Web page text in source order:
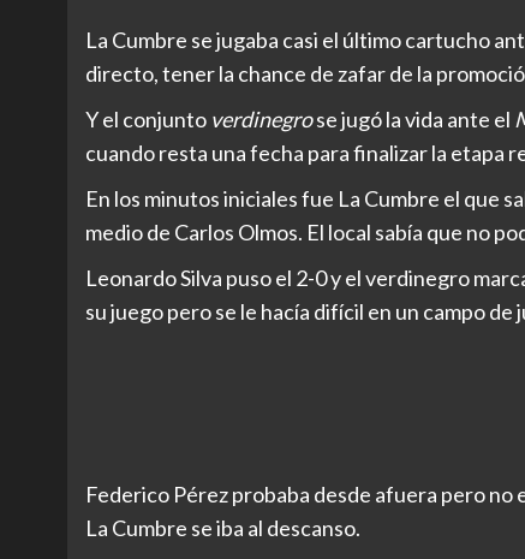
La Cumbre se jugaba casi el último cartucho
directo, tener la chance de zafar de la
Y el conjunto verdinegrose jugó la vida ante el
cuando resta una fecha para finalizar la etapa
En los minutos iniciales fue La Cumbre el que
medio de Carlos Olmos. El local sabía que no
Leonardo Silva puso el 2-0 y el verdinegro
su juego pero se le hacía difícil en un campo de
Federico Pérez probaba desde afuera pero no
La Cumbre se iba al descanso.